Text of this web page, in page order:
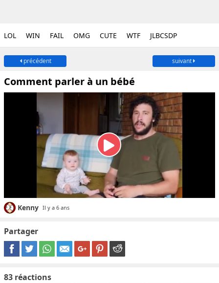
LOL WIN FAIL OMG CUTE WTF JLBCSDP
précédent suivant
Comment parler à un bébé
Kenny Il y a 6 ans
Partager
83 réactions